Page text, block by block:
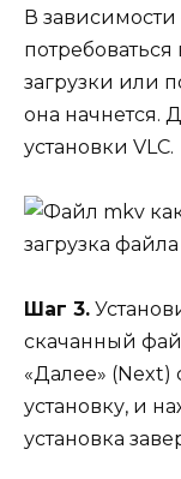
В зависимости
загрузки или
она начнется.
установки VLC.
загрузка
Шаг 3.
скачанный
«Далее» (Next)
установку, и
установка